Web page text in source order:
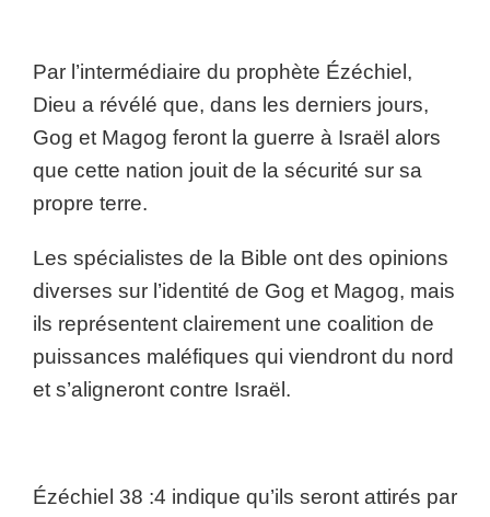
Par l’intermédiaire du prophète Ézéchiel,
Dieu a révélé que, dans les derniers jours,
Gog et Magog feront la guerre à Israël alors
que cette nation jouit de la sécurité sur sa
propre terre.
Les spécialistes de la Bible ont des opinions
diverses sur l’identité de Gog et Magog, mais
ils représentent clairement une coalition de
puissances maléfiques qui viendront du nord
et s’aligneront contre Israël.
Ézéchiel 38 :4 indique qu’ils seront attirés par